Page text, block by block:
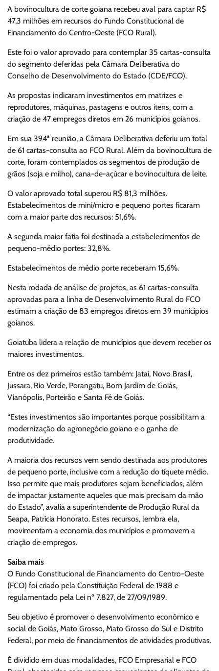
A bovinocultura de corte goiana recebeu aval para captar R$
47,3 milhões em recursos do Fundo Constitucional de
Financiamento do Centro-Oeste (FCO Rural).
Este foi o valor aprovado para contemplar 35 cartas-consulta
do segmento deferidas pela Câmara Deliberativa do
Conselho de Desenvolvimento do Estado (CDE/FCO).
As propostas indicaram investimentos em matrizes e
reprodutores, máquinas, pastagens e outros itens, com a
criação de 47 empregos diretos em 26 municípios goianos.
Em sua 394ª reunião, a Câmara Deliberativa deferiu um total
de 61 cartas-consulta ao FCO Rural. Além da bovinocultura de
corte, foram contemplados os segmentos de produção de
grãos (soja e milho), cana-de-açúcar e bovinocultura de leite.
O valor aprovado total superou R$ 81,3 milhões.
Estabelecimentos de mini/micro e pequeno portes ficaram
com a maior parte dos recursos: 51,6%.
A segunda maior fatia foi destinada a estabelecimentos de
pequeno-médio portes: 32,8%.
Estabelecimentos de médio porte receberam 15,6%.
Nesta rodada de análise de projetos, as 61 cartas-consulta
aprovadas para a linha de Desenvolvimento Rural do FCO
estimam a criação de 83 empregos diretos em 39 municípios
goianos.
Goiatuba lidera a relação de municípios que devem receber os
maiores investimentos.
Entre os dez primeiros estão também: Jataí, Novo Brasil,
Jussara, Rio Verde, Porangatu, Bom Jardim de Goiás,
Vianópolis, Porteirão e Santa Fé de Goiás.
“Estes investimentos são importantes porque possibilitam a
modernização do agronegócio goiano e o ganho de
produtividade.
A maioria dos recursos vem sendo destinada aos produtores
de pequeno porte, inclusive com a redução do tíquete médio.
Isso permite que mais produtores sejam beneficiados, além
de impactar justamente aqueles que mais precisam da mão
do Estado”, avalia a superintendente de Produção Rural da
Seapa, Patrícia Honorato. Estes recursos, lembra ela,
movimentam a economia dos municípios e promovem a
criação de empregos.
Saiba mais
O Fundo Constitucional de Financiamento do Centro-Oeste
(FCO) foi criado pela Constituição Federal de 1988 e
regulamentado pela Lei nº 7.827, de 27/09/1989.
Seu objetivo é promover o desenvolvimento econômico e
social de Goiás, Mato Grosso, Mato Grosso do Sul e Distrito
Federal, por meio de financiamentos de atividades produtivas.
É dividido em duas modalidades, FCO Empresarial e FCO